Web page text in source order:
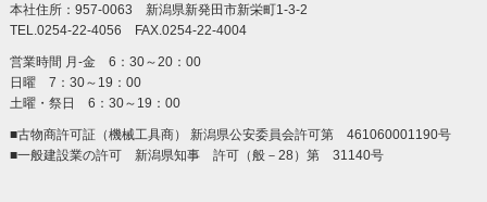
本社住所：957-0063 新潟県新発田市新栄町1-3-2
TEL.0254-22-4056 FAX.0254-22-4004
営業時間 月-金 6：30～20：00
日曜 7：30～19：00
土曜・祭日 6：30～19：00
■古物商許可証（機械工具商） 新潟県公安委員会許可第 461060001190号
■一般建設業の許可 新潟県知事 許可（般－28）第 31140号